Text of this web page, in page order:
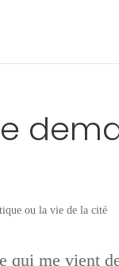
ou la vie de la cité
qui me vient